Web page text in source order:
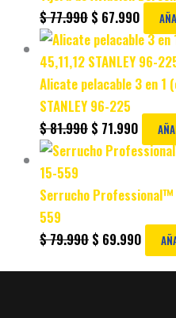
$77.990 $ 67.990
Alicate pelacable 3 en 1
STANLEY 96-225
$81.990 $ 71.990
Serrucho Professional™
559
$79.990 $ 69.990